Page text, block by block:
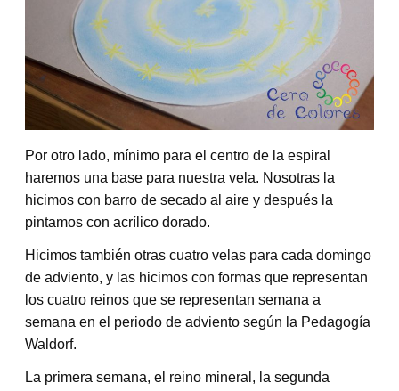
Por otro lado, mínimo para el centro de la espiral
haremos una base para nuestra vela. Nosotras la
hicimos con barro de secado al aire y después la
pintamos con acrílico dorado.
Hicimos también otras cuatro velas para cada domingo
de adviento, y las hicimos con formas que representan
los cuatro reinos que se representan semana a
semana en el periodo de adviento según la Pedagogía
Waldorf.
La primera semana, el reino mineral, la segunda